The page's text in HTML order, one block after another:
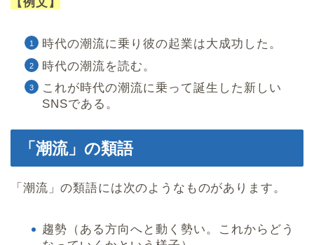
時代の潮流に乗り彼の起業は大成功した。
時代の潮流を読む。
これが時代の潮流に乗って誕生した新しい
SNSである。
「潮流」の類語
「潮流」の類語には次のようなものがあります。
趨勢（ある方向へと動く勢い。これからどう